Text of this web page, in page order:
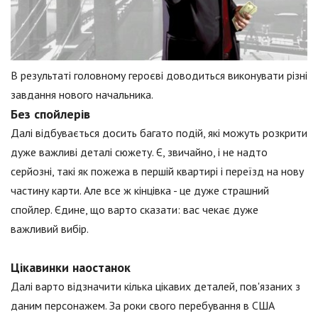
В результаті головному героєві доводиться виконувати різні
завдання нового начальника.
Без спойлерів
Далі відбувається досить багато подій, які можуть розкрити
дуже важливі деталі сюжету. Є, звичайно, і не надто
серйозні, такі як пожежа в першій квартирі і переїзд на нову
частину карти. Але все ж кінцівка - це дуже страшний
спойлер. Єдине, що варто сказати: вас чекає дуже
важливий вибір.
Цікавинки наостанок
Далі варто відзначити кілька цікавих деталей, пов'язаних з
даним персонажем. За роки свого перебування в США